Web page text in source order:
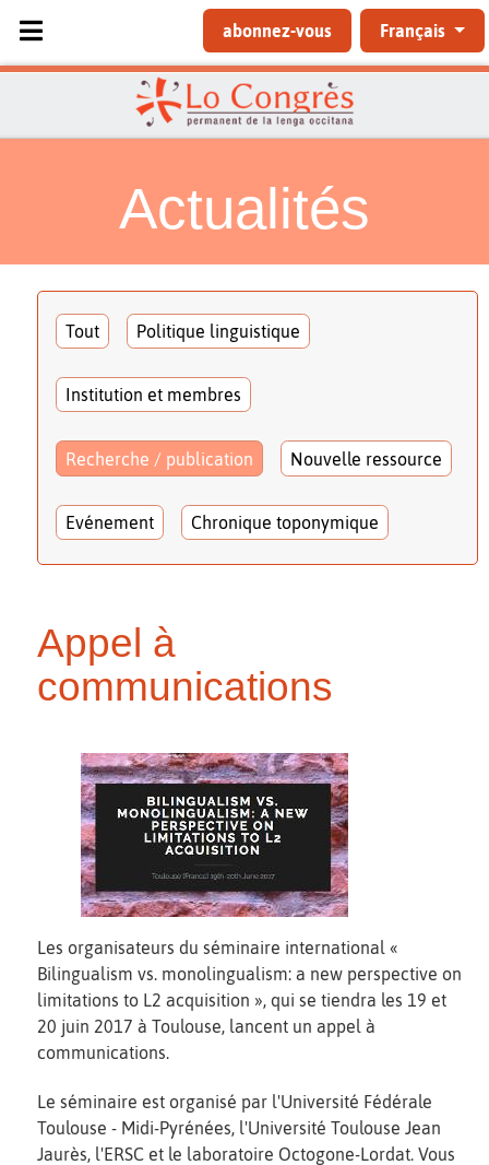
Sélectionnez votre langue
abonnez-vous Français
Actualités
Tout Politique linguistique
Institution et membres
Recherche / publication Nouvelle ressource
Evénement Chronique toponymique
Appel à
communications
Les organisateurs du séminaire international «
Bilingualism vs. monolingualism: a new perspective on
limitations to L2 acquisition », qui se tiendra les 19 et
20 juin 2017 à Toulouse, lancent un appel à
communications.
Le séminaire est organisé par l'Université Fédérale
Toulouse - Midi-Pyrénées, l'Université Toulouse Jean
Jaurès, l'ERSC et le laboratoire Octogone-Lordat. Vous